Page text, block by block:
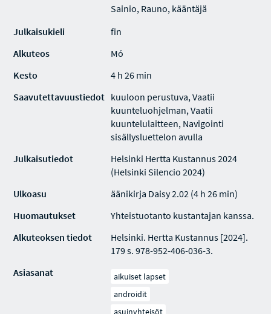
Sainio, Rauno, kääntäjä
Julkaisukieli
fin
Alkuteos
Mó
Kesto
4 h 26 min
Saavutettavuustiedot kuuloon perustuva, Vaatii
kuunteluohjelman, Vaatii
kuuntelulaitteen, Navigointi
sisällysluettelon avulla
Julkaisutiedot
Helsinki Hertta Kustannus 2024
(Helsinki Silencio 2024)
Ulkoasu
äänikirja Daisy 2.02 (4 h 26 min)
Huomautukset
Yhteistuotanto kustantajan kanssa.
Alkuteoksen tiedot
Helsinki. Hertta Kustannus [2024].
179 s. 978-952-406-036-3.
Asiasanat
aikuiset lapset
androidit
asuinyhteisöt